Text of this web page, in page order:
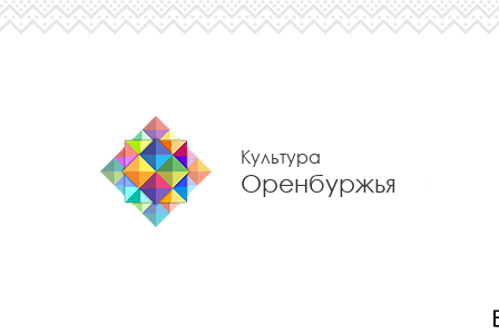
Культура
Оренбуржья